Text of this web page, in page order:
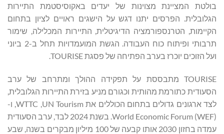
בולטת המציינת מצוינות של יעדים באקוסיסטמת התיירות
הגלובלית. הפרסים יתנו דגש על הישגים ראויים לציון בתחום
הקיימות, הטרנספורמציה הדיגיטלית, התיירות המכלילה, שימור
תרבותי ופיתוח כוח העבודה. הגשת המועמדויות תחל ב-2 ביוני
ועל הזוכים יוכרז בערב הפתיחה של פסגת TOURISE.
TOURISE מתבססת על תפקידה ההולך ומתרחב של ערב
הסעודית כתורמת מהותית וכגורם מניע בזירת התיירות הגלובלית,
לצד ארגונים גדולים בתחום הכוללים את UN Tourism, ‏WTTC, ו-
World Economic Forum (WEF). בשנת 2024 לבד, ערב הסעודית
עמדה בחזון 2030 אותו קבעה של 100 מיליון מבקרים בשנה, שבע